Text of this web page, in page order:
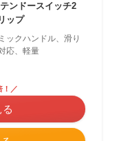
ンドースイッチ2
ップ
ックハンドル、滑り
応、軽量
！／